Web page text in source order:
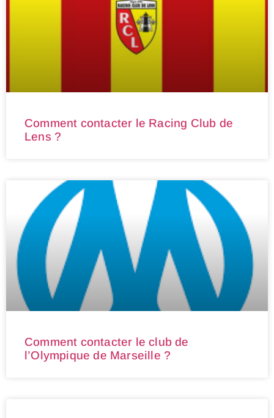
Comment contacter le Racing Club de
Lens ?
Comment contacter le club de
l’Olympique de Marseille ?